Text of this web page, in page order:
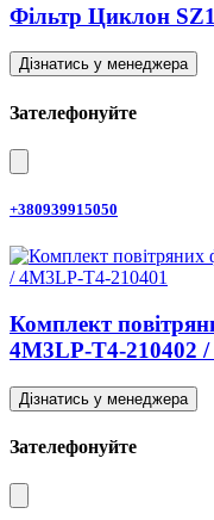
Фільтр Циклон
Дізнатись у менеджера
Зателефонуйте
+380939915050
Комплект
4M3LP-T4-210402
Дізнатись у менеджера
Зателефонуйте